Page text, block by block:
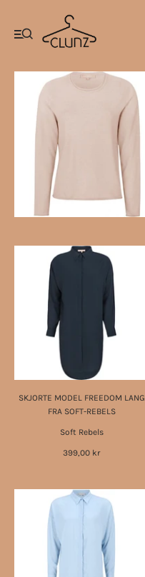
SKJORTE MODEL FREEDOM LANG
FRA SOFT-REBELS
Soft Rebels
399,00 kr